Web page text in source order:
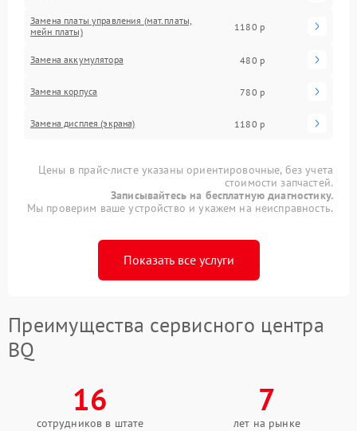
Замена платы управления (мат.платы,
мейн платы)
1180 р
Замена аккумулятора 480 р
Замена корпуса 780 р
Замена дисплея (экрана) 1180 р
Цены в прайс-листе указаны ориентировочные, без учета
стоимости запчастей.
Записывайтесь на бесплатную диагностику.
Мы проверим ваше устройство и укажем на неисправность.
Показать все услуги
Преимущества сервисного центра
BQ
16
сотрудников в штате
7
лет на рынке